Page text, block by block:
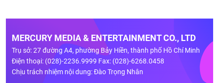
MERCURY MEDIA & ENTERTAINMENT CO., LTD
Trụ sở: 27 đường A4, phường Bảy Hiền, thành phố Hồ Chí Minh
Điện thoại: (028)-2236.9999 Fax: (028)-6268.0458
Chịu trách nhiệm nội dung: Đào Trọng Nhân